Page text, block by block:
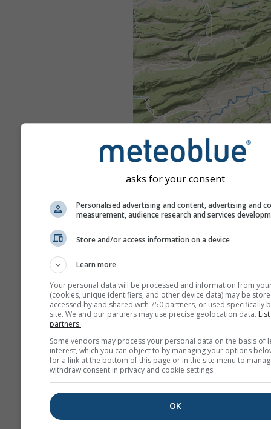
asks for your consent
Personalised advertising and content, advertising and
measurement, audience research and services
Store and/or access information on a device
Learn more
Your personal data will be processed and information from
(cookies, unique identifiers, and other device data) may be
accessed by and shared with 750 partners, or used specifically
site. We and our partners may use precise geolocation data.
partners.
Some vendors may process your personal data on the basis of
interest, which you can object to by managing your options
for a link at the bottom of this page or in the site menu to
withdraw consent in privacy and cookie settings.
OK